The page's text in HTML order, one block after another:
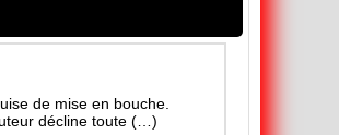
de mise en bouche.
décline toute (…)